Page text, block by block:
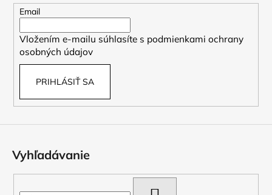
Email
Vložením e-mailu súhlasíte s podmienkami ochrany
osobných údajov
PRIHLÁSIŤ SA
Vyhľadávanie